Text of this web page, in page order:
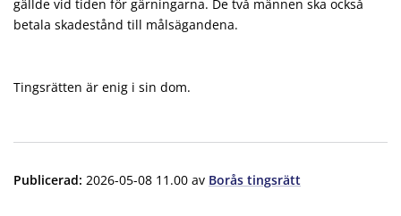
gällde vid tiden för gärningarna. De två männen ska också
betala skadestånd till målsägandena.
Tingsrätten är enig i sin dom.
Publicerad: 2026-05-08 11.00 av Borås tingsrätt